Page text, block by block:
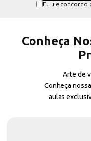
Eu li e concordo
Conheça
Arte de
Conheça
aulas